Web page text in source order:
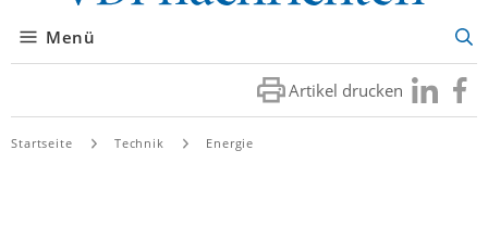
Menü
Artikel drucken Besuchen
Sie
Sie
Startseite Technik Energie